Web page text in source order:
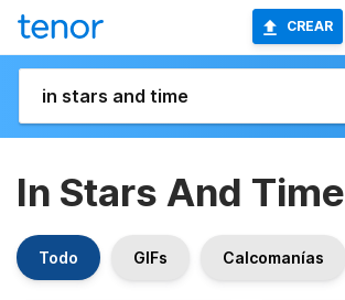
CREAR
In Stars And Time
Todo GIFs Calcomanías